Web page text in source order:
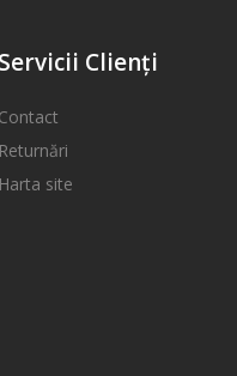
Servicii Clienţi
Contact
Returnări
Harta site